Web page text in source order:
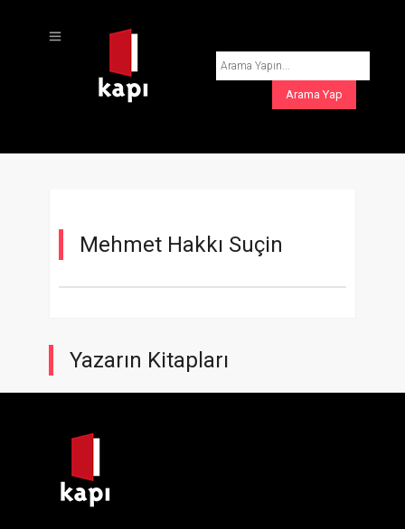
Mehmet Hakkı Suçin
Yazarın Kitapları